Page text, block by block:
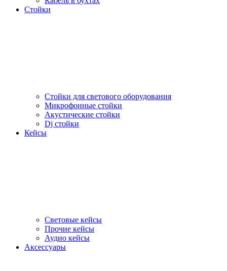
Стойки
Стойки для светового оборудования
Микрофонные стойки
Акустические стойки
Dj стойки
Кейсы
Световые кейсы
Прочие кейсы
Аудио кейсы
Аксессуары